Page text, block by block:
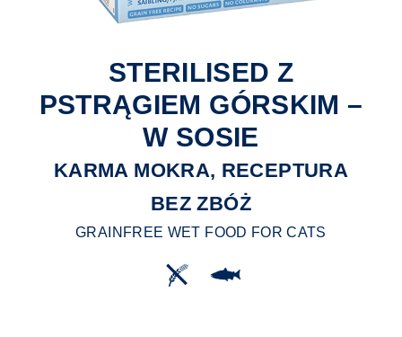
STERILISED Z
PSTRĄGIEM GÓRSKIM –
W SOSIE
KARMA MOKRA, RECEPTURA
BEZ ZBÓŻ
GRAINFREE WET FOOD FOR CATS